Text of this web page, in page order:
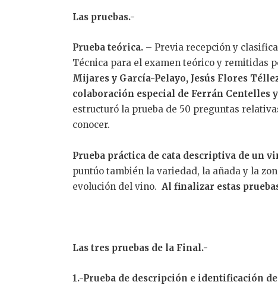
Las pruebas.-
Prueba teórica. – Previa recepción y
Técnica para el examen teórico y remitidas
Mijares y García-Pelayo, Jesús Flores
colaboración especial de Ferrán Centelles
estructuró la prueba de 50 preguntas
conocer.
Prueba práctica de cata descriptiva de un
puntúo también la variedad, la añada y la
evolución del vino. Al finalizar estas
Las tres pruebas de la Final.-
1.-Prueba de descripción e identificación de